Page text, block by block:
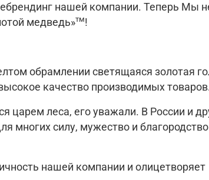
нашей компании. Теперь Мы
медведь»тм!
обрамлении светящаяся золотая
качество производимых
царем леса, его уважали. В России и
многих силу, мужество и благородство
нашей компании и олицетворяет